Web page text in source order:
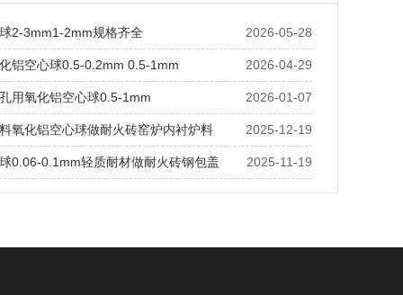
2026-05-28
2-3mm1-2mm规格齐全
2026-04-29
铝空心球0.5-0.2mm 0.5-1mm
2026-01-07
用氧化铝空心球0.5-1mm
2025-12-19
氧化铝空心球做耐火砖窑炉内衬炉料
2025-11-19
0.06-0.1mm轻质耐材做耐火砖钢包盖